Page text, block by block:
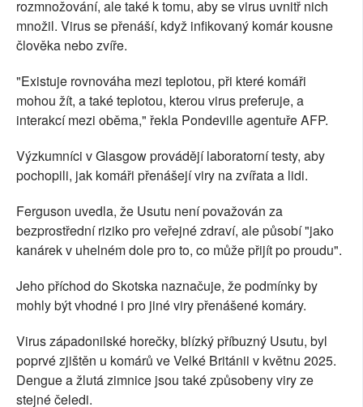
rozmnožování, ale také k tomu, aby se virus uvnitř nich
množil. Virus se přenáší, když infikovaný komár kousne
člověka nebo zvíře.
"Existuje rovnováha mezi teplotou, při které komáři
mohou žít, a také teplotou, kterou virus preferuje, a
interakcí mezi oběma," řekla Pondeville agentuře AFP.
Výzkumníci v Glasgow provádějí laboratorní testy, aby
pochopili, jak komáři přenášejí viry na zvířata a lidi.
Ferguson uvedla, že Usutu není považován za
bezprostřední riziko pro veřejné zdraví, ale působí "jako
kanárek v uhelném dole pro to, co může přijít po proudu".
Jeho příchod do Skotska naznačuje, že podmínky by
mohly být vhodné i pro jiné viry přenášené komáry.
Virus západonilské horečky, blízký příbuzný Usutu, byl
poprvé zjištěn u komárů ve Velké Británii v květnu 2025.
Dengue a žlutá zimnice jsou také způsobeny viry ze
stejné čeledi.